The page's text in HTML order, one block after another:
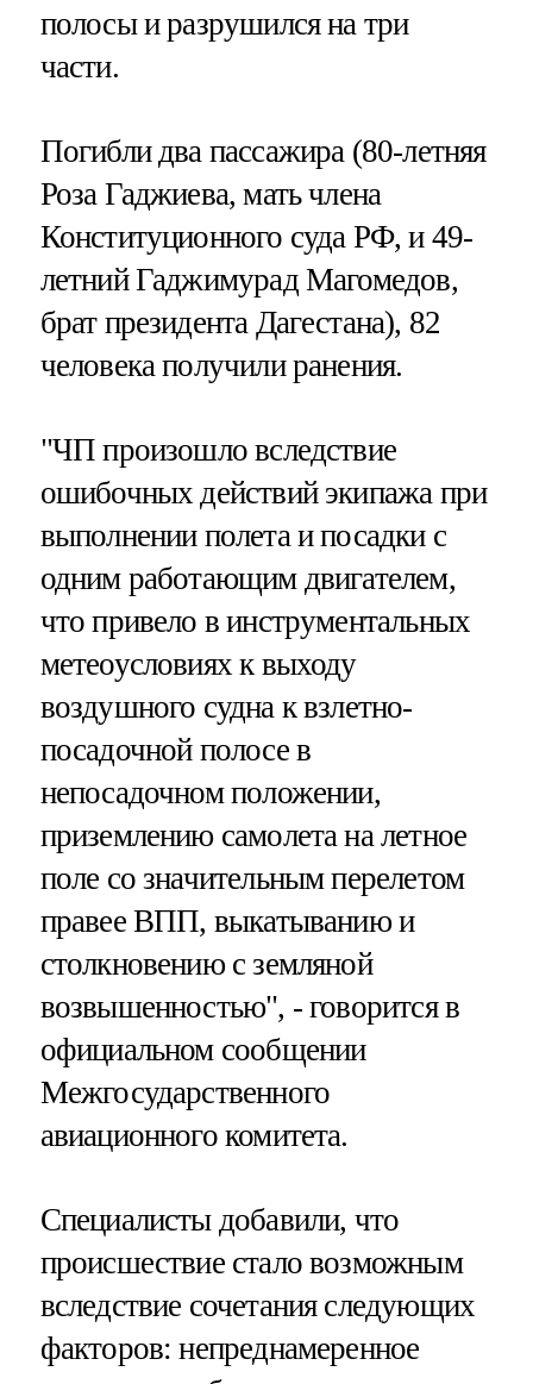
полосы и разрушился на три
части.
Погибли два пассажира (80-летняя
Роза Гаджиева, мать члена
Конституционного суда РФ, и 49-
летний Гаджимурад Магомедов,
брат президента Дагестана), 82
человека получили ранения.
"ЧП произошло вследствие
ошибочных действий экипажа при
выполнении полета и посадки с
одним работающим двигателем,
что привело в инструментальных
метеоусловиях к выходу
воздушного судна к взлетно-
посадочной полосе в
непосадочном положении,
приземлению самолета на летное
поле со значительным перелетом
правее ВПП, выкатыванию и
столкновению с земляной
возвышенностью", - говорится в
официальном сообщении
Межгосударственного
авиационного комитета.
Специалисты добавили, что
происшествие стало возможным
вследствие сочетания следующих
факторов: непреднамеренное